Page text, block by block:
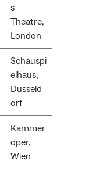
s
Theatre,
London
Schauspi
elhaus,
Düsseld
orf
Kammer
oper,
Wien